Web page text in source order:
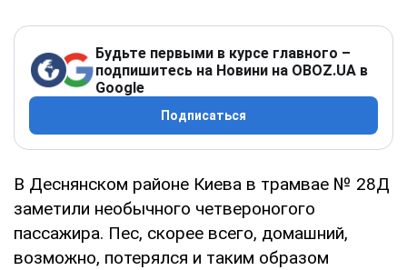
Будьте первыми в курсе главного –
подпишитесь на Новини на OBOZ.UA в
Google
Подписаться
В Деснянском районе Киева в трамвае № 28Д
заметили необычного четвероногого
пассажира. Пес, скорее всего, домашний,
возможно, потерялся и таким образом